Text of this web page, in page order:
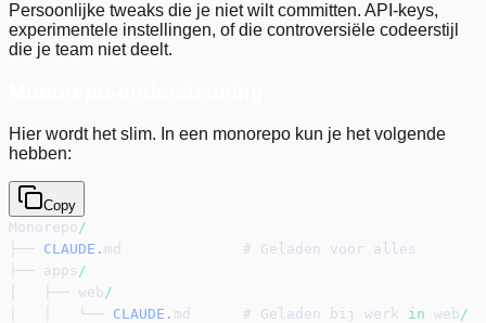
Persoonlijke tweaks die je niet wilt committen. API-keys,
experimentele instellingen, of die controversiële codeerstijl
die je team niet deelt.
Hier wordt het slim. In een monorepo kun je het volgende
hebben:
Copy
Monorepo /
├── CLAUDE . md              # Geladen voor alles
├── apps /
│   ├── web /
│   │   └── CLAUDE . md      # Geladen bij werk in web /